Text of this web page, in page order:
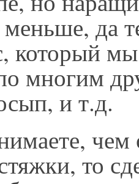
да
который
многим
и т.д.
чем
то